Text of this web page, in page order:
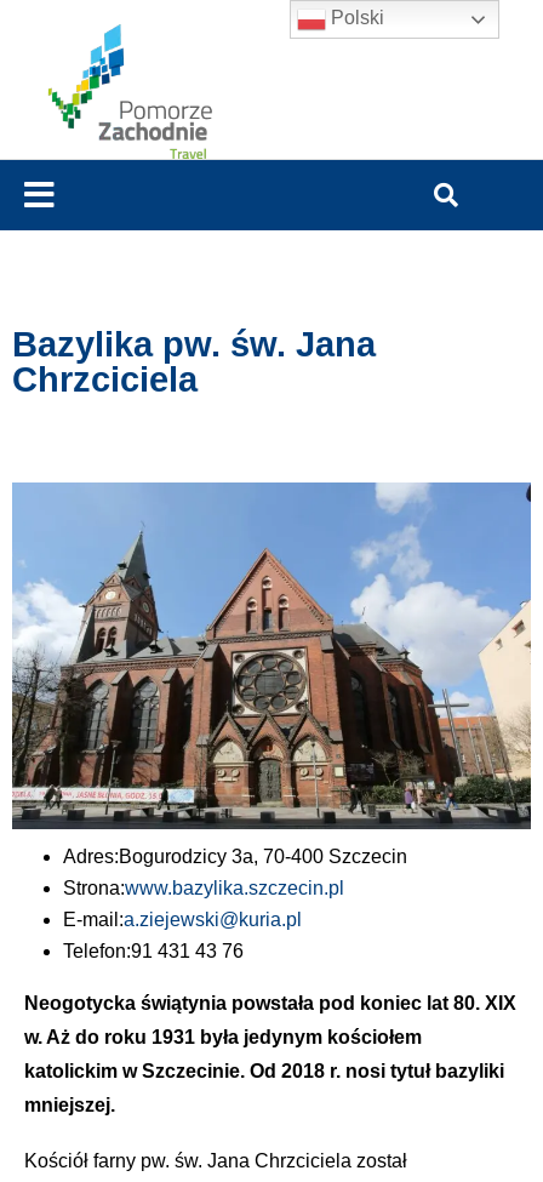
Bazylika pw. św. Jana
Chrzciciela
Adres:Bogurodzicy 3a, 70-400 Szczecin
Strona:www.bazylika.szczecin.pl
E-mail:a.ziejewski@kuria.pl
Telefon:91 431 43 76
Neogotycka świątynia powstała pod koniec lat 80. XIX
w. Aż do roku 1931 była jedynym kościołem
katolickim w Szczecinie. Od 2018 r. nosi tytuł bazyliki
mniejszej.
Kościół farny pw. św. Jana Chrzciciela został
Polski